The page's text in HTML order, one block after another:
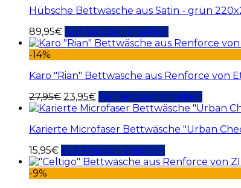
Hübsche Bettwäsche aus Satin - grün
89,95€ Auf Amazon ansehen
-14%
Karo "Rian" Bettwäsche aus Renforce von
27,95€ 23,95€ Auf Amazon ansehen
Karierte Microfaser Bettwäsche "Urban
15,95€ Auf Amazon ansehen
-9%